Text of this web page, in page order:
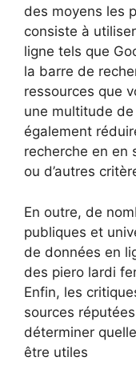
des moyens les
consiste à
ligne tels que
la barre de
ressources que
une multitude
également
recherche en en
ou d’autres
En outre, de
publiques et
de données en
des piero lardi
Enfin, les
sources
déterminer
être utiles